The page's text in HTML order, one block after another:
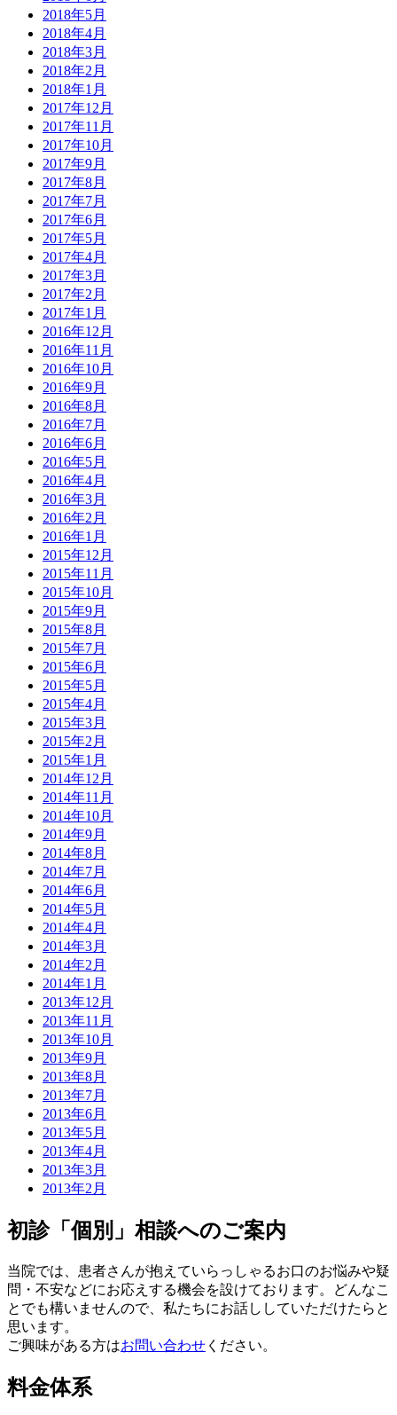
2018年5月
2018年4月
2018年3月
2018年2月
2018年1月
2017年12月
2017年11月
2017年10月
2017年9月
2017年8月
2017年7月
2017年6月
2017年5月
2017年4月
2017年3月
2017年2月
2017年1月
2016年12月
2016年11月
2016年10月
2016年9月
2016年8月
2016年7月
2016年6月
2016年5月
2016年4月
2016年3月
2016年2月
2016年1月
2015年12月
2015年11月
2015年10月
2015年9月
2015年8月
2015年7月
2015年6月
2015年5月
2015年4月
2015年3月
2015年2月
2015年1月
2014年12月
2014年11月
2014年10月
2014年9月
2014年8月
2014年7月
2014年6月
2014年5月
2014年4月
2014年3月
2014年2月
2014年1月
2013年12月
2013年11月
2013年10月
2013年9月
2013年8月
2013年7月
2013年6月
2013年5月
2013年4月
2013年3月
2013年2月
初診「個別」相談へのご案内
当院では、患者さんが抱えていらっしゃるお口のお悩みや疑
問・不安などにお応えする機会を設けております。どんなこ
とでも構いませんので、私たちにお話ししていただけたらと
思います。
ご興味がある方はお問い合わせ ください。
料金体系